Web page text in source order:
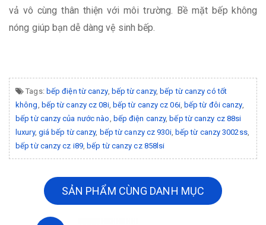
vả vô cùng thân thiện với môi trường. Bề mặt bếp không
nóng giúp bạn dễ dàng vệ sinh bếp.
Tags: bếp điện từ canzy, bếp từ canzy, bếp từ canzy có tốt
không, bếp từ canzy cz 08i, bếp từ canzy cz 06i, bếp từ đôi canzy,
bếp từ canzy của nước nào, bếp điện canzy, bếp từ canzy cz 88si
luxury, giá bếp từ canzy, bếp từ canzy cz 930i, bếp từ canzy 3002ss,
bếp từ canzy cz i89, bếp từ canzy cz 858lsi
SẢN PHẨM CÙNG DANH MỤC